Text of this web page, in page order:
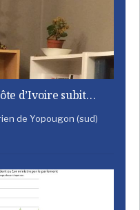
d’Ivoire subit…
de Yopougon (sud)